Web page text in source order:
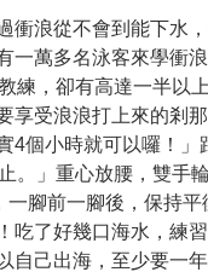
衝浪從不會到能下水
一萬多名泳客來學衝
練，卻有高達一半以
享受浪浪打上來的剎
4個小時就可以囉！
。」重心放腰，雙手
腳前一腳後，保持
吃了好幾口海水，練
自己出海，至少要一